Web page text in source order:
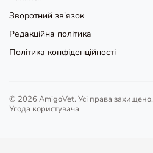
Зворотний зв'язок
Редакційна політика
Політика конфіденційності
© 2026 AmigoVet. Усі права захищено.
Угода користувача